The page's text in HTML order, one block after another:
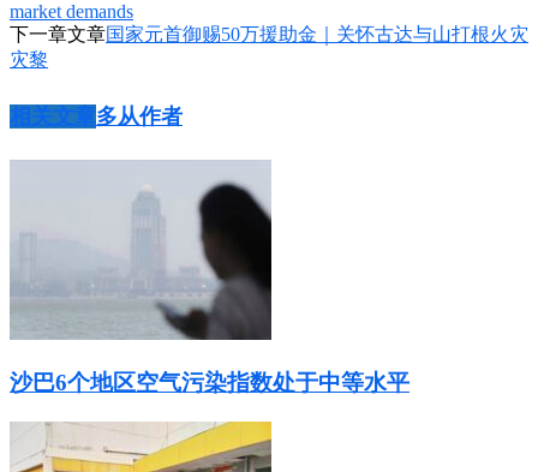
market demands
下一章文章国家元首御赐50万援助金｜关怀古达与山打根火灾
灾黎
相关文章多从作者
沙巴6个地区空气污染指数处于中等水平